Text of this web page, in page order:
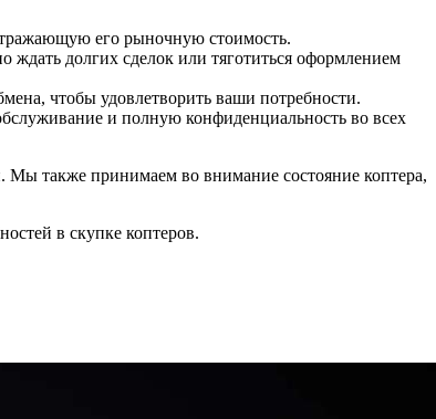
его рыночную стоимость.
долгих сделок или тяготиться оформлением
чтобы удовлетворить ваши потребности.
и полную конфиденциальность во всех
Мы также принимаем во внимание состояние коптера,
в скупке коптеров.